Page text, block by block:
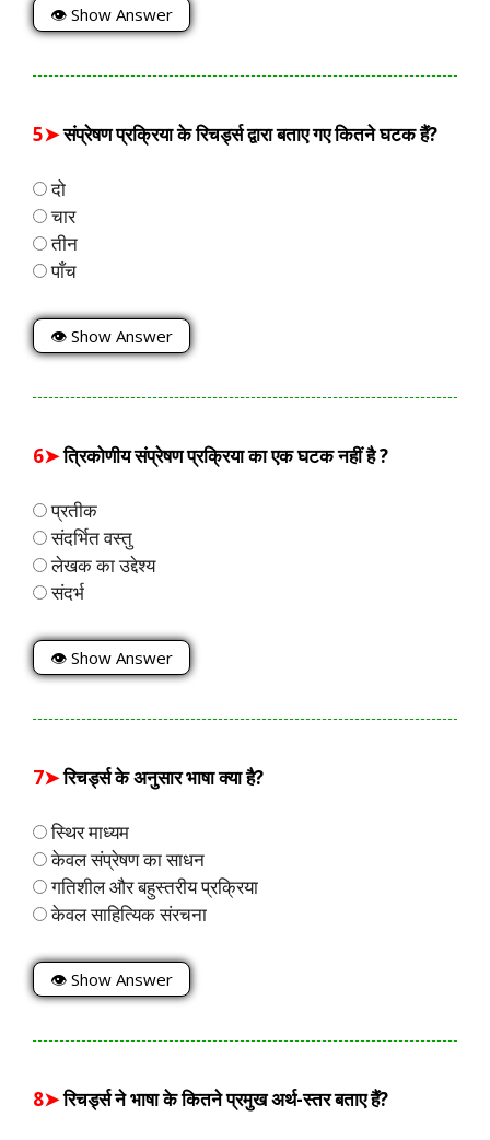
👁 Show Answer
5➤संप्रेषण प्रक्रिया के रिचर्ड्स द्वारा बताए गए कितने घटक हैं?
दो
चार
तीन
पाँच
👁 Show Answer
6➤त्रिकोणीय संप्रेषण प्रक्रिया का एक घटक नहीं है ?
प्रतीक
संदर्भित वस्तु
लेखक का उद्देश्य
संदर्भ
👁 Show Answer
7➤रिचर्ड्स के अनुसार भाषा क्या है?
स्थिर माध्यम
केवल संप्रेषण का साधन
गतिशील और बहुस्तरीय प्रक्रिया
केवल साहित्यिक संरचना
👁 Show Answer
8➤रिचर्ड्स ने भाषा के कितने प्रमुख अर्थ-स्तर बताए हैं?